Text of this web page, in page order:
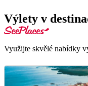
Výlety v
Využijte skvělé nabídky